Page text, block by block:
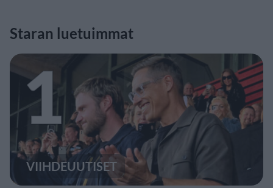
Staran luetuimmat
1
VIIHDEUUTISET